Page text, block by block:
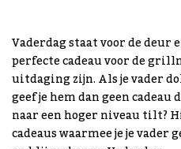
Vaderdag staat voor de deur
perfecte cadeau voor de
uitdaging zijn. Als je vader
geef je hem dan geen
naar een hoger niveau tilt?
cadeaus waarmee je je